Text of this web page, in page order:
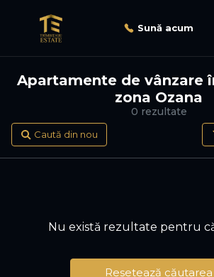
Sună acum
0 rezultate
Apartamente de vânzare
zona Ozana
Caută din nou
Nu există rezultate pentru
Resetează căutarea